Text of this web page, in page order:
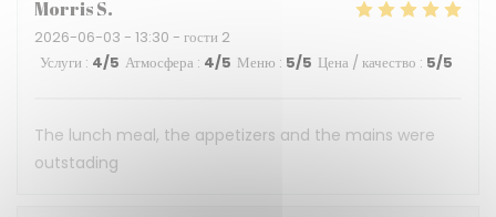
MorrisS
2026-06-03 - 13:30 - гости 2
Услуги : 4/5 Атмосфера : 4/5 Меню : 5/5 Цена / качество : 5/5
The lunch meal, the appetizers and the mains were
outstading